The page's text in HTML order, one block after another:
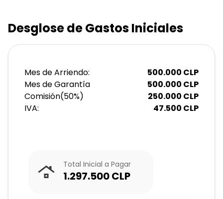
Desglose de Gastos Iniciales
Mes de Arriendo: 500.000 CLP
Mes de Garantía
500.000 CLP
Comisión(50%) 250.000 CLP
IVA:
47.500 CLP
Total Inicial a Pagar
1.297.500CLP